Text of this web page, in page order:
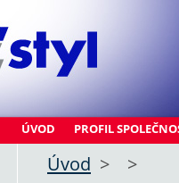
ÚVOD PROFIL
Úvod > >